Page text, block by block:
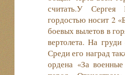
считать.У
гордостью носит 2
боевых вылетов в
вертолета. На
Среди его наград
ордена «За